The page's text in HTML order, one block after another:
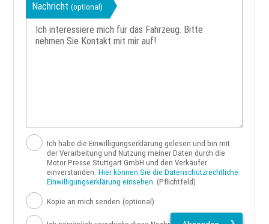
Nachricht(optional)
Ich habe die Einwilligungserklärung gelesen und bin mit
der Verarbeitung und Nutzung meiner Daten durch die
Motor Presse Stuttgart GmbH und den Verkäufer
einverstanden. Hier können Sie die Datenschutzrechtliche
Einwilligungserklärung einsehen. (Pflichtfeld)
Kopie an mich senden (optional)